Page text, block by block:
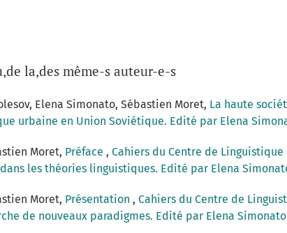
la,des même-s auteur-e-s
Elena Simonato, Sébastien Moret, La haute
urbaine en Union Soviétique. Edité par Elena
Moret, Préface , Cahiers du Centre de Linguistique
les théories linguistiques. Edité par Elena
Moret, Présentation , Cahiers du Centre de
de nouveaux paradigmes. Edité par Elena